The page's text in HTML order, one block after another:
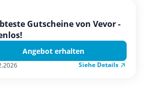
Gutscheine von Vevor -
Angebot erhalten
Siehe Details